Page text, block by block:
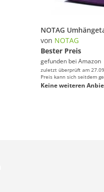
von NOTAG
Bester Preis
gefunden bei Amazon
zuletzt überprüft am
Preis kann sich seitdem
Keine weiteren